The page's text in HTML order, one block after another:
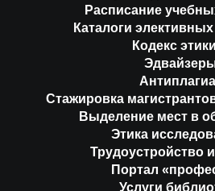
Расписание
Каталоги
Кодекс
Стажировка
Выделение мест в
Этика
Трудоустройство
Портал
Услуги